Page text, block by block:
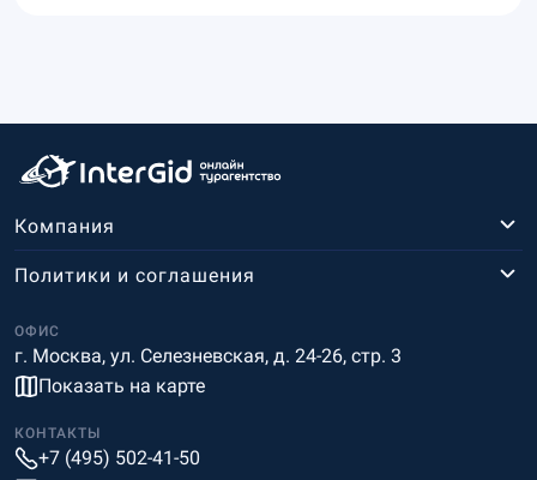
Компания
ОФИС
г. Москва, ул. Селезневская, д. 24-26, стр. 3
Показать на карте
Политики и соглашения
КОНТАКТЫ
+7 (495) 502-41-50